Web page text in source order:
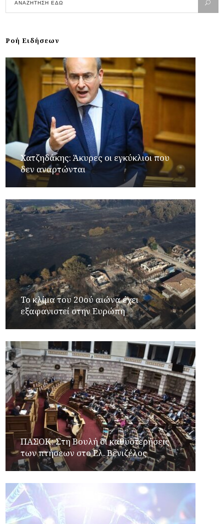
Ροή Ειδήσεων
Xατζηδάκης: Άκυρες οι εγκύκλιοι που
δεν αναρτώνται
Το κλίμα του 20ού αιώνα έχει
εξαφανιστεί στην Ευρώπη
ΠΑΣΟΚ: Στη Βουλή οι καθυστερήσεις
των πτήσεων στο Ελ. Βενιζέλος